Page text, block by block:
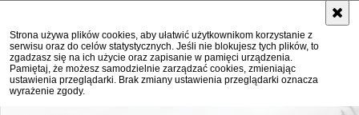
Strona używa plików cookies, aby ułatwić użytkownikom korzystanie z
serwisu oraz do celów statystycznych. Jeśli nie blokujesz tych plików, to
zgadzasz się na ich użycie oraz zapisanie w pamięci urządzenia.
Pamiętaj, że możesz samodzielnie zarządzać cookies, zmieniając
ustawienia przeglądarki. Brak zmiany ustawienia przeglądarki oznacza
wyrażenie zgody.